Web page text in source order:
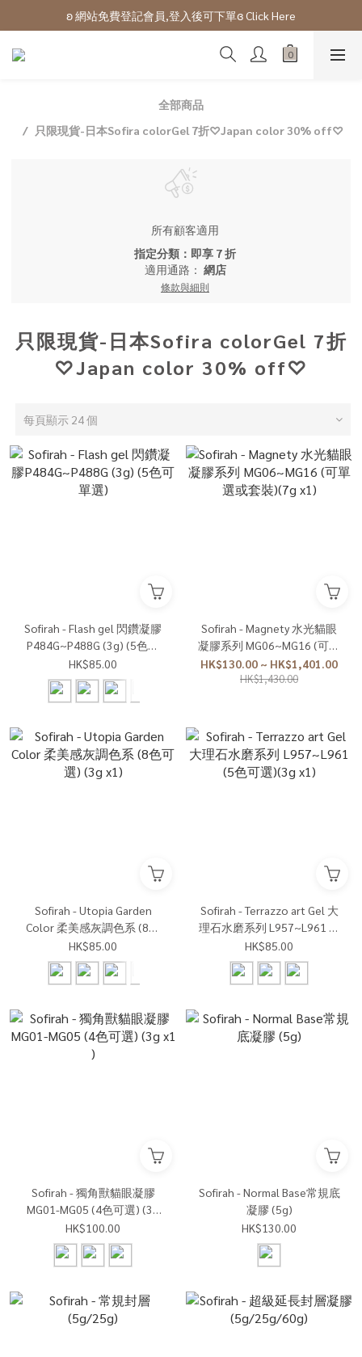
ʚ 網站免費登記會員,登入後可下單ɞ Click Here
ʚ 網站免費登記會員,登入後可下單ɞ Click Here
ʚ網站及門市購物滿$100以上會有購物金回贈ɞ
全部商品
只限現貨-日本Sofira colorGel 7折♡Japan color 30% off♡
所有顧客適用
指定分類：即享 7 折
適用通路： 網店
條款與細則
只限現貨-日本Sofira colorGel 7折
♡Japan color 30% off♡
每頁顯示 24 個
Sofirah - Flash gel 閃鑽凝膠
P484G~P488G (3g) (5色可
單選)
HK$85.00
Sofirah - Magnety 水光貓眼
凝膠系列 MG06~MG16 (可單
選或套裝)(7g x1)
HK$130.00 ~ HK$1,401.00
HK$1,430.00
Sofirah - Utopia Garden
Color 柔美感灰調色系 (8色
可選) (3g x1)
HK$85.00
Sofirah - Terrazzo art Gel 大
理石水磨系列 L957~L961 (5
色可選)(3g x1)
HK$85.00
Sofirah - 獨角獸貓眼凝膠
MG01-MG05 (4色可選) (3g
x1 )
HK$100.00
Sofirah - Normal Base常規底
凝膠 (5g)
HK$130.00